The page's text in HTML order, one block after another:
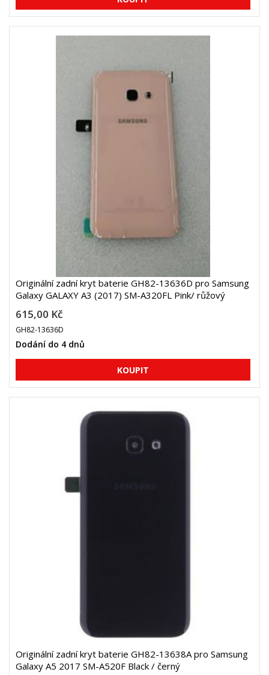
Originální zadní kryt baterie GH82-13636D pro Samsung
Galaxy GALAXY A3 (2017) SM-A320FL Pink/ růžový
615,00 Kč
GH82-13636D
Dodání do 4 dnů
Originální zadní kryt baterie GH82-13638A pro Samsung
Galaxy A5 2017 SM-A520F Black / černý